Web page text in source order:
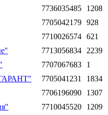
7736035485 1208
7705042179 928
7710026574 621
7713056834 2239
7707067683 1
7705041231 1834
7706196090 1307
7710045520 1209